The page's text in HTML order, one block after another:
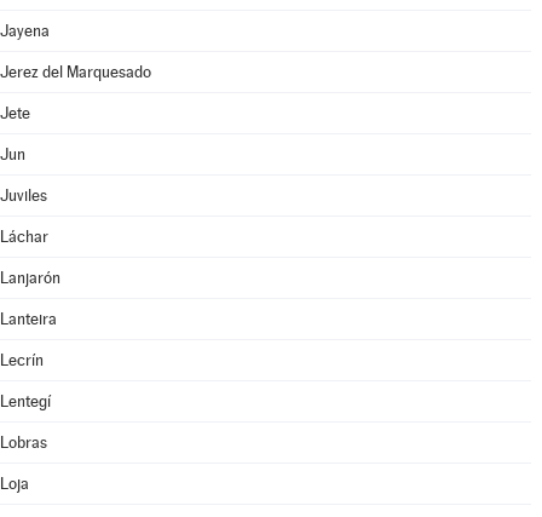
Jayena
Jerez del Marquesado
Jete
Jun
Juviles
Láchar
Lanjarón
Lanteira
Lecrín
Lentegí
Lobras
Loja